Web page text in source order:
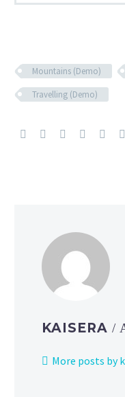
Mountains (Demo)
Travelling (Demo)
KAISERA /
More posts by